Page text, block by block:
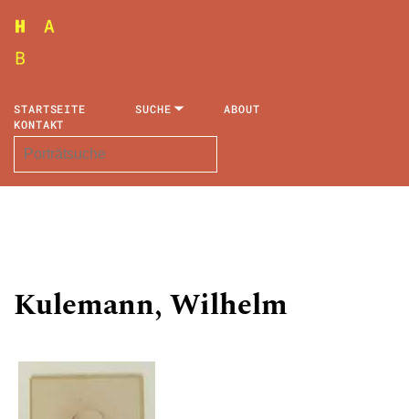
STARTSEITE SUCHE
ABOUT
KONTAKT
Kulemann, Wilhelm